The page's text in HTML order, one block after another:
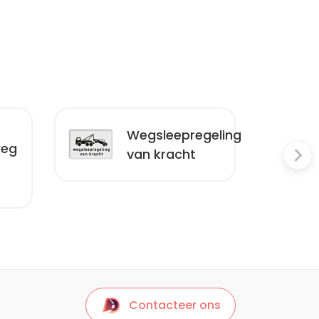
Wegsleepregeling
van kracht
Contacteer ons